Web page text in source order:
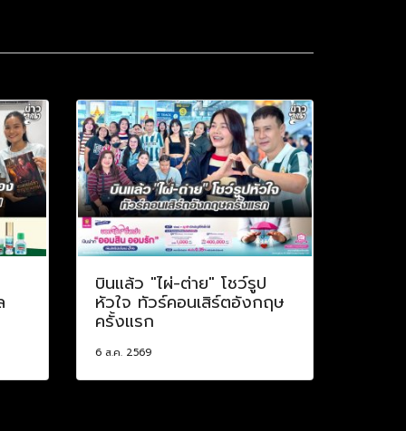
บินแล้ว "ไผ่-ต่าย" โชว์รูป
หัวใจ ทัวร์คอนเสิร์ตอังกฤษ
ครั้งแรก
6 ส.ค. 2569